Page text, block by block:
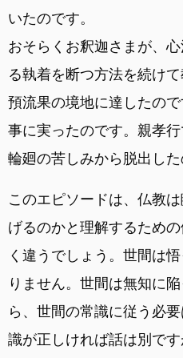
いたのです。
おそらくお釈迦さまが、
る執着を断つ方法を続け
預流果の境地に達したの
事に実ったのです。親孝行
輪廻の苦しみから脱出した
このエピソードは、仏教
げるのかと理解するため
く違うでしょう。世間は
りません。世間は無知に
ら、世間の常識に従う必
識が正しければ話は別で